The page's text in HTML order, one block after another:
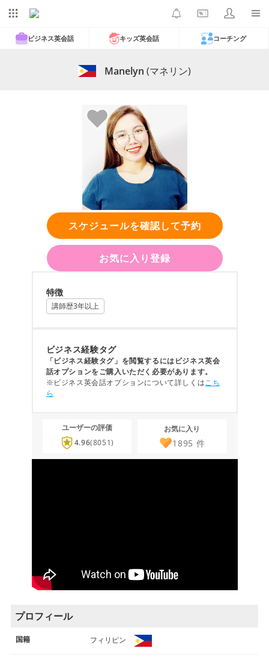
ビジネス英会話 キッズ英会話 コーチング
Manelyn (マネリン)
スケジュールを確認して予約
お気に入り登録
特徴
講師歴3年以上
ビジネス経験タグ
「ビジネス経験タグ」を閲覧するにはビジネス英会
話オプションをご購入いただく必要があります。
※ビジネス英会話オプションについて詳しくはこち
ら
ユーザーの評価
4.96(8051)
お気に入り
1895 件
プロフィール
国籍 フィリピン